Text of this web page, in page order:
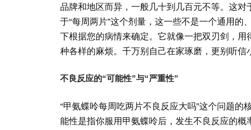
品牌和地区而异，一般几十到几百元不等。这
于“每周两片”这个剂量，这一些不是一个通用
下根据您的病情来确定。它就像一把双刃剑，
种各样的麻烦。千万别自己在家琢磨，更别听信
不良反应的“可能性”与“严重性”
“甲氨蝶呤每周吃两片不良反应大吗”这个问题
能性是指你服用甲氨蝶呤后，发生不良反应的